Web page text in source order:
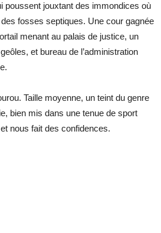
poussent jouxtant des immondices où
fosses septiques. Une cour gagnée
menant au palais de justice, un
et bureau de l’administration
Taille moyenne, un teint du genre
bien mis dans une tenue de sport
nous fait des confidences.